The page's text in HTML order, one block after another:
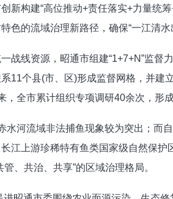
新构建“高位推动+责任落实+力量统
色的流域治理新路径，确保“一江清水
战线资源，昭通市组建“1+7+N”监
11个县(市、区)形成监督网格，并建
，全市累计组织专项调研40余次，形
水河流域非法捕鱼现象较为突出；而
江上游珍稀特有鱼类国家级自然保
管、共治、共享”的区域治理格局。